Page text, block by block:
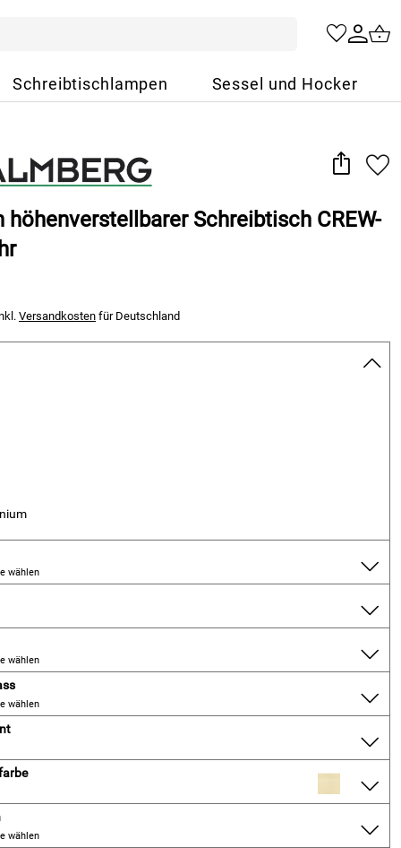
Schreibtischlampen Sessel und Hocker
höhenverstellbarer Schreibtisch CREW-
Versandkosten für Deutschland
wählen
wählen
wählen
wählen